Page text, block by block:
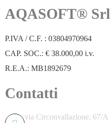
AQASOFT® Srl
P.IVA / C.F. : 03804970964
CAP. SOC.: € 38.000,00 i.v.
R.E.A.: MB1892679
Contatti
via Circonvallazione, 67/A